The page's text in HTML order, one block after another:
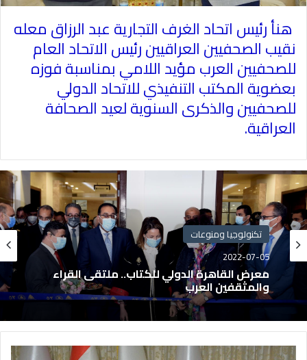
هنأ رئيس اتحاد الغرف التجارية عبد الرزاق معله
نقيب الصحفيين العراقيين رئيس الاتحاد العام
للصحفيين العرب مؤيد اللامي بمناسبة فوزه
بعضوية المكتب التنفيذي للاتحاد الدولي
للصحفيين والذكرى السنوية لعيد الصحافة
العراقية.
تكنولوجيا ومنوعات
2022-07-05
معرض القاهرة الدولي للكتاب.. ملتقى القراء
والمثقفين العرب